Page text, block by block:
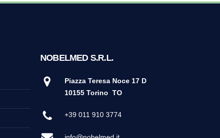
NOBELMED S.R.L.
Piazza Teresa Noce 17 D
10155 Torino TO
+39 011 910 3774